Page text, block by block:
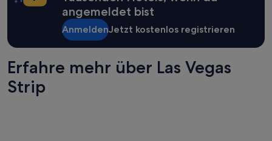
angemeldet bist
AnmeldenJetzt kostenlos registrieren
Erfahre mehr über Las Vegas
Strip